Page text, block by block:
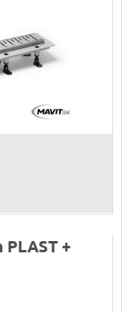
PLAST +